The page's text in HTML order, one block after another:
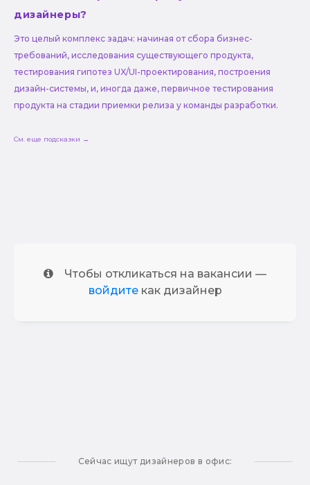
дизайнеры?
Это целый комплекс задач: начиная от сбора бизнес-
требований, исследования существующего продукта,
тестирования гипотез UX/UI-проектирования, построения
дизайн-системы, и, иногда даже, первичное тестирования
продукта на стадии приемки релиза у команды разработки.
См. еще подсказки →
Чтобы откликаться на вакансии —
войдитекак дизайнер
Сейчас ищут дизайнеров в офис: